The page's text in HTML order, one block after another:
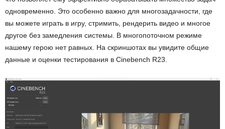
одновременно. Это особенно важно для многозадачности, где
вы можете играть в игру, стримить, рендерить видео и многое
другое без замедления системы. В многопоточном режиме
нашему герою нет равных. На скриншотах вы увидите общие
данные и оценки тестирования в Cinebench R23.